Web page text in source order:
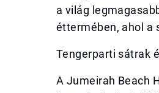
a világ
éttermében, ahol a
Tengerparti sátrak
A Jumeirah Beach